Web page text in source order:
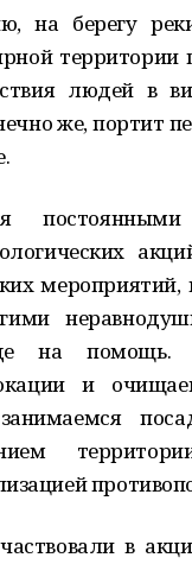
на берегу
территории
людей в
же, портит
постоянными
на помощь.
и
в